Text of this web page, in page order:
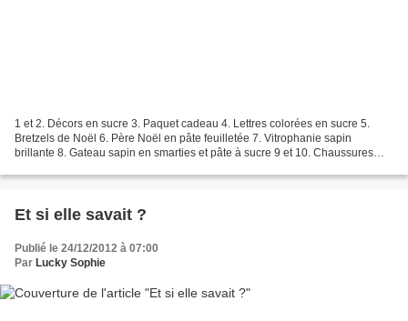
1 et 2. Décors en sucre 3. Paquet cadeau 4. Lettres colorées en sucre 5.
Bretzels de Noël 6. Père Noël en pâte feuilletée 7. Vitrophanie sapin
brillante 8. Gateau sapin en smarties et pâte à sucre 9 et 10. Chaussures
Et si elle savait ?
Publié le 24/12/2012 à 07:00
Par Lucky Sophie